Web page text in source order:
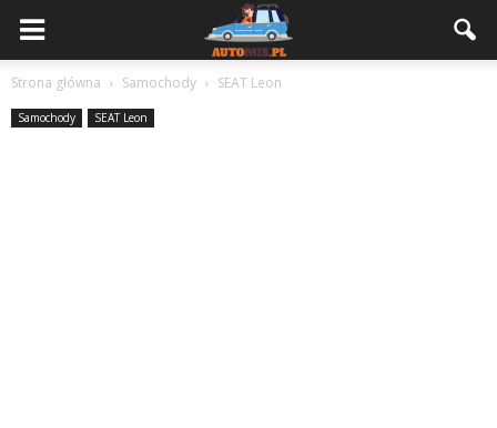
Strona główna Samochody SEAT Leon
Samochody SEAT Leon